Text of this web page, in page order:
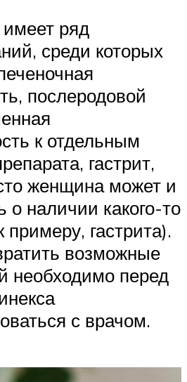
имеет ряд
среди которых
послеродовой
к отдельным
гастрит,
женщина может и
о наличии какого-то
примеру, гастрита).
возможные
необходимо перед
с врачом.